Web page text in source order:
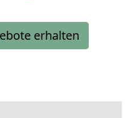
erhalten